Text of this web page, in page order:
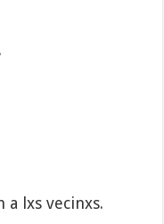
lxs vecinxs.